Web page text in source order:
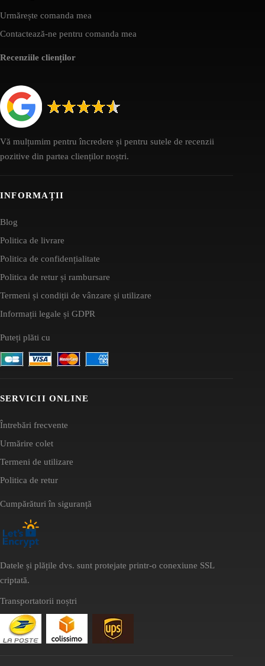
Urmărește comanda mea
Contactează-ne pentru comanda mea
Recenziile clienților
Vă mulțumim pentru încredere și pentru sutele de recenzii
pozitive din partea clienților noștri.
INFORMAȚII
Blog
Politica de livrare
Politica de confidențialitate
Politica de retur și rambursare
Termeni și condiții de vânzare și utilizare
Informații legale și GDPR
Puteți plăti cu
SERVICII ONLINE
Întrebări frecvente
Urmărire colet
Termeni de utilizare
Politica de retur
Cumpărături în siguranță
Datele și plățile dvs. sunt protejate printr-o conexiune SSL
criptată.
Transportatorii noștri